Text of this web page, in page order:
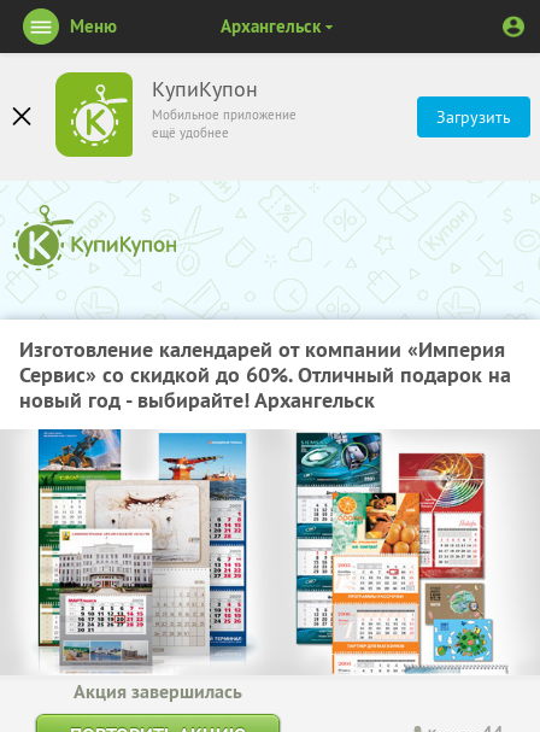
КупиКупон
Мобильное приложение
ещё удобнее
Загрузить
Меню Архангельск
Изготовление календарей от компании «Империя
Сервис» со скидкой до 60%. Отличный подарок на
новый год - выбирайте! Архангельск
Акция завершилась